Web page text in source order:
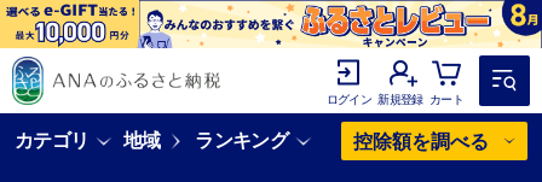
ログイン 新規登録 カート
カテゴリ 地域 ランキング 控除額を調べる